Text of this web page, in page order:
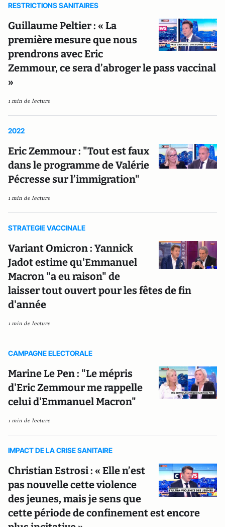
RESTRICTIONS SANITAIRES
Guillaume Peltier : « La
première mesure que nous
prendrons avec Eric
Zemmour, ce sera d’abroger le pass vaccinal
»
1 min de lecture
2022
Eric Zemmour : "Tout est faux
dans le programme de Valérie
Pécresse sur l’immigration"
1 min de lecture
STRATEGIE VACCINALE
Variant Omicron : Yannick
Jadot estime qu'Emmanuel
Macron "a eu raison" de
laisser tout ouvert pour les fêtes de fin
d'année
1 min de lecture
CAMPAGNE ELECTORALE
Marine Le Pen : "Le mépris
d'Eric Zemmour me rappelle
celui d'Emmanuel Macron"
1 min de lecture
IMPACT DE LA CRISE SANITAIRE
Christian Estrosi : « Elle n’est
pas nouvelle cette violence
des jeunes, mais je sens que
cette période de confinement est encore